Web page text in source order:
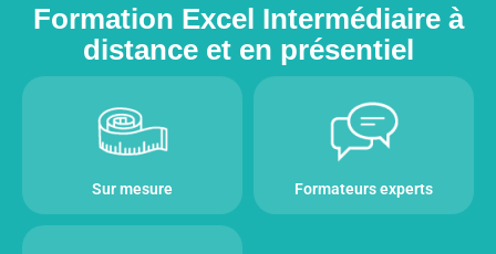
Formation Excel Intermédiaire à
distance et en présentiel
Sur mesure Formateurs experts